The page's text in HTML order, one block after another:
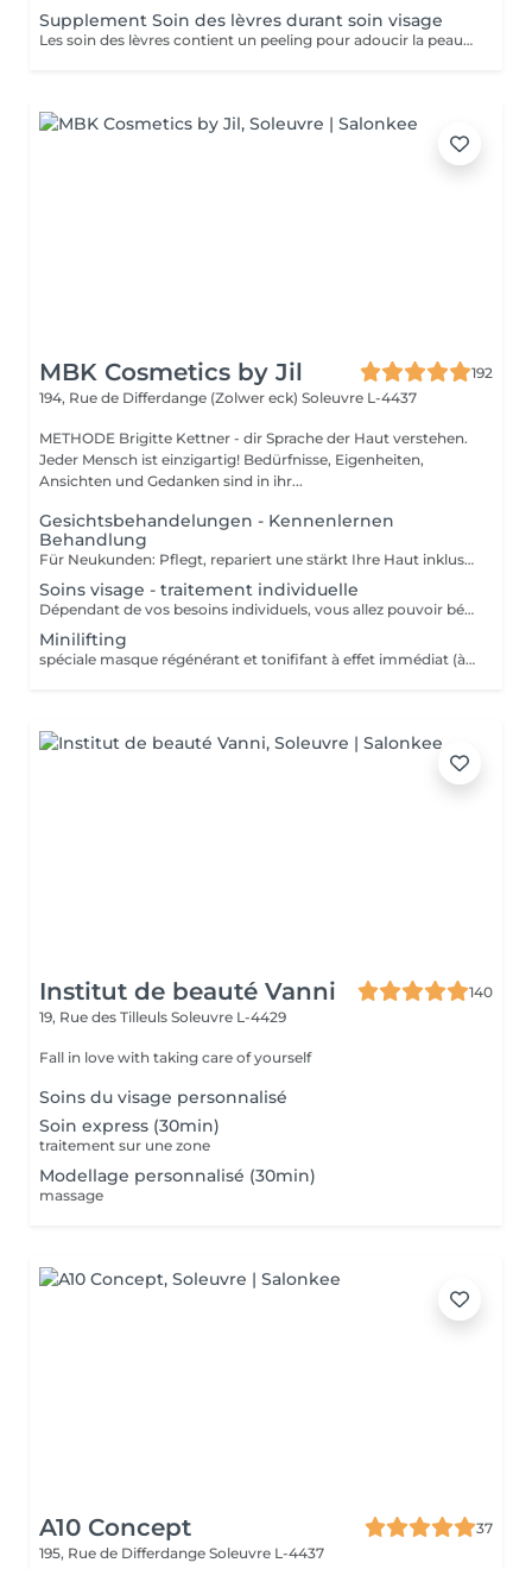
Supplement Soin des lèvres durant soin visage
Les soin des lèvres contient un peeling pour adoucir la peau et un masque spécifique lèvres au collagène & fleur de camomille. Résultat: des lèvres plus douces et hydratées.
MBK Cosmetics by Jil
192
194, Rue de Differdange (Zolwer eck) Soleuvre L-4437
METHODE Brigitte Kettner - dir Sprache der Haut verstehen.
Jeder Mensch ist einzigartig! Bedürfnisse, Eigenheiten,
Ansichten und Gedanken sind in ihr...
Gesichtsbehandelungen - Kennenlernen
Behandlung
Für Neukunden: Pflegt, repariert une stärkt Ihre Haut inklusive Hautanalyse (Diathese).
Soins visage - traitement individuelle
Dépendant de vos besoins individuels, vous allez pouvoir bénéficier de soins adaptés à votre type de peau. Le prix va ensuite varier dépendant du soin finalement prèsté : - Traitement individuel des problèmes de peau sensible, hypersensible et peau couperose (à partir de 90) - Traitement individuel des problèmes de peau à tendance acnéique (à partir de 75 euros) - Traitement individuel des problèmes "d'éruption cutanée" ex : hyperactivité des glandes sébacées (à partir de 85) - Traitement des problèmes de pigmentation indésirable et des taches de pigmentation (à partir de 120) - Combinaison d'extraits de végétaux avec des substances minérales et des oligo-éléments, spécialement conçus pour le peaux sensibles (à partir de 75)
Minilifting
spéciale masque régénérant et tonififant à effet immédiat (à partir de 120)
Institut de beauté Vanni
140
19, Rue des Tilleuls Soleuvre L-4429
Fall in love with taking care of yourself
Soins du visage personnalisé
Soin express (30min)
traitement sur une zone
Modellage personnalisé (30min)
massage
A10 Concept
37
195, Rue de Differdange Soleuvre L-4437